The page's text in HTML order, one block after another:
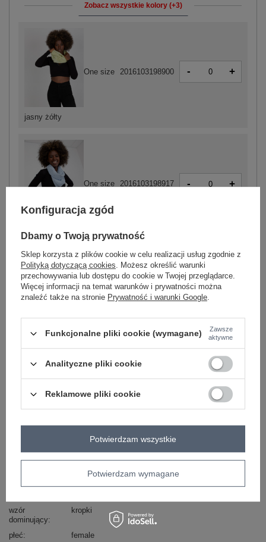
Zobacz wszystkie kolory (+3)
One size 2016103198917 - +
jasny żółty
One size 2016103198900 - +
One size 2016103198955 -
ZALOGUJ SIĘ I ZOBACZ CENĘ
Zadzwoń+48 601 547 740 Zadaj pytanie
wzór
dominujący
kropki
płeć
female
Konfiguracja zgód
Dbamy o Twoją prywatność
Sklep korzysta z plików cookie w celu realizacji usług zgodnie z
Polityką dotyczącą cookies. Możesz określić warunki
przechowywania lub dostępu do cookie w Twojej przeglądarce.
Więcej informacji na temat warunków i prywatności można
znaleźć także na stronie Prywatność i warunki Google.
Funkcjonalne pliki cookie (wymagane)
Zawsze
aktywne
Analityczne pliki cookie
Reklamowe pliki cookie
Potwierdzam wymagane
Potwierdzam wszystkie